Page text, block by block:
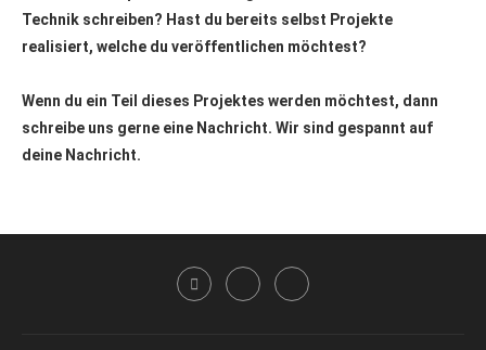
Technik schreiben? Hast du bereits selbst Projekte
realisiert, welche du veröffentlichen möchtest?
Wenn du ein Teil dieses Projektes werden möchtest, dann
schreibe uns gerne eine Nachricht. Wir sind gespannt auf
deine Nachricht.